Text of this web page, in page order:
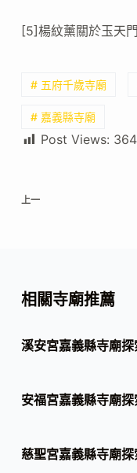
[5]楊紋薰關於玉天
# 五府千歲寺廟
# 嘉義縣寺廟
Post Views: 364
上一
相關寺廟推薦
溪安宮嘉義縣寺廟探
安福宮嘉義縣寺廟探
慈聖宮嘉義縣寺廟探